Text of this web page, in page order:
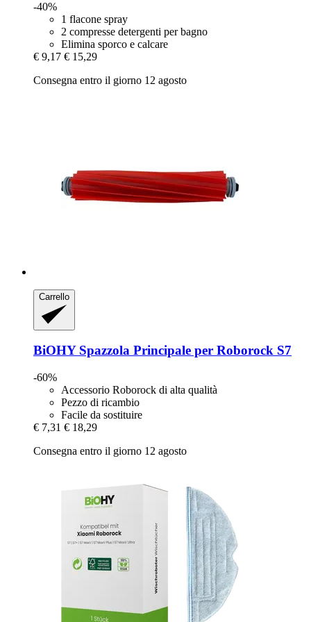
-40%
1 flacone spray
2 compresse detergenti per bagno
Elimina sporco e calcare
€ 9,17 € 15,29
Consegna entro il giorno 12 agosto
Carrello
BiOHYSpazzola Principale per Roborock S7
-60%
Accessorio Roborock di alta qualità
Pezzo di ricambio
Facile da sostituire
€ 7,31 € 18,29
Consegna entro il giorno 12 agosto